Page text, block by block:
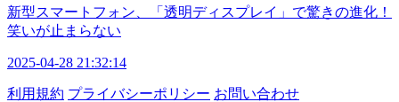
新型スマートフォン、「透明ディスプレイ」で驚きの進化！
笑いが止まらない
2025-04-28 21:32:14
利用規約 プライバシーポリシー お問い合わせ